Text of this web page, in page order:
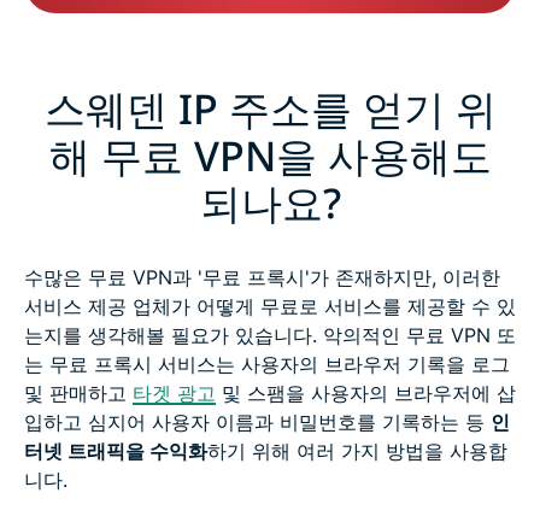
스웨덴 IP 주소를 얻기 위
해 무료 VPN을 사용해도
되나요?
수많은 무료 VPN과 '무료 프록시'가 존재하지만, 이러한
서비스 제공 업체가 어떻게 무료로 서비스를 제공할 수 있
는지를 생각해볼 필요가 있습니다. 악의적인 무료 VPN 또
는 무료 프록시 서비스는 사용자의 브라우저 기록을 로그
및 판매하고 타겟 광고 및 스팸을 사용자의 브라우저에 삽
입하고 심지어 사용자 이름과 비밀번호를 기록하는 등 인
터넷 트래픽을 수익화하기 위해 여러 가지 방법을 사용합
니다.